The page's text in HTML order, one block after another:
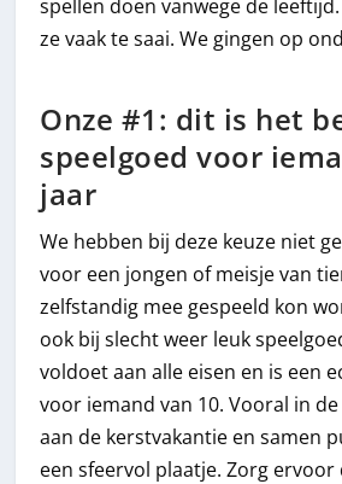
spellen doen vanwege de
ze vaak te saai. We gingen op
Onze #1: dit is het
speelgoed voor
jaar
We hebben bij deze keuze niet
voor een jongen of meisje van
zelfstandig mee gespeeld kon
ook bij slecht weer leuk
voldoet aan alle eisen en is een
voor iemand van 10. Vooral in
aan de kerstvakantie en samen
een sfeervol plaatje. Zorg ervoor